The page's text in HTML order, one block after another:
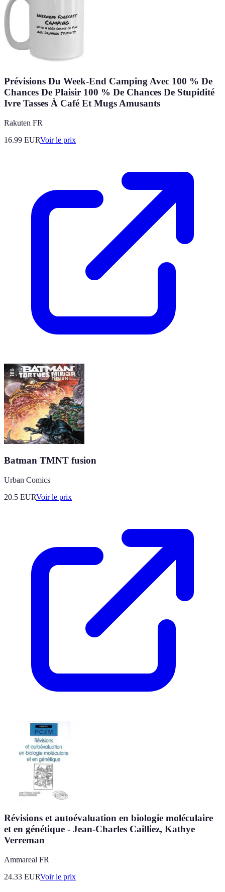
Prévisions Du Week-End Camping Avec 100 % De
Chances De Plaisir 100 % De Chances De Stupidité
Ivre Tasses À Café Et Mugs Amusants
Rakuten FR
16.99 EURVoir le prix
Batman TMNT fusion
Urban Comics
20.5 EURVoir le prix
Révisions et autoévaluation en biologie moléculaire
et en génétique - Jean-Charles Cailliez, Kathye
Verreman
Ammareal FR
24.33 EURVoir le prix